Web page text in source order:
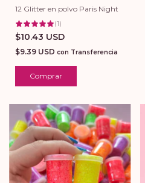
12 Glitter en polvo Paris Night
(1)
$10.43 USD
$9.39 USD con Transferencia